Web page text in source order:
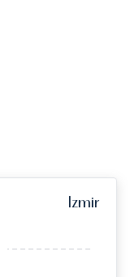
Izmir